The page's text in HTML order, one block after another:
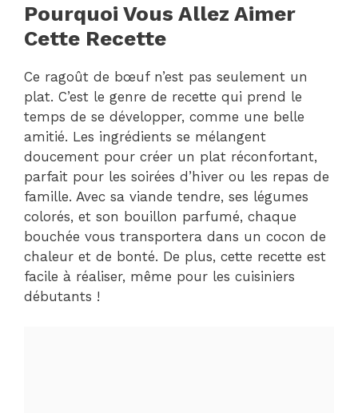
Pourquoi Vous Allez Aimer
Cette Recette
Ce ragoût de bœuf n’est pas seulement un
plat. C’est le genre de recette qui prend le
temps de se développer, comme une belle
amitié. Les ingrédients se mélangent
doucement pour créer un plat réconfortant,
parfait pour les soirées d’hiver ou les repas de
famille. Avec sa viande tendre, ses légumes
colorés, et son bouillon parfumé, chaque
bouchée vous transportera dans un cocon de
chaleur et de bonté. De plus, cette recette est
facile à réaliser, même pour les cuisiniers
débutants !